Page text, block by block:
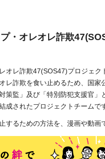
・オレオレ詐欺
オレ詐欺47(SOS47)プロジェク
レ詐欺を食い止めるため、国家
策監」及び「特別防犯支援官」
成されたプロジェクトチームで
するための方法を、漫画や動画